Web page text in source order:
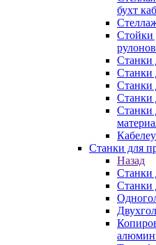
бухт
Стойки
рулонов
Станки
Станки
Станки
Станки
Станки
Станки для
Назад
Станки
Станки